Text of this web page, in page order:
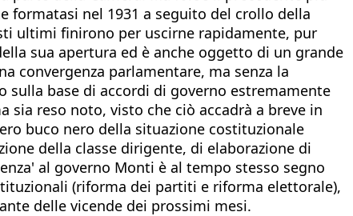
formatasi nel 1931 a seguito del crollo della
ultimi finirono per uscirne rapidamente, pur
sua apertura ed è anche oggetto di un grande
convergenza parlamentare, ma senza la
sulla base di accordi di governo estremamente
reso noto, visto che ciò accadrà a breve in
buco nero della situazione costituzionale
della classe dirigente, di elaborazione di
al governo Monti è al tempo stesso segno
(riforma dei partiti e riforma elettorale),
delle vicende dei prossimi mesi.